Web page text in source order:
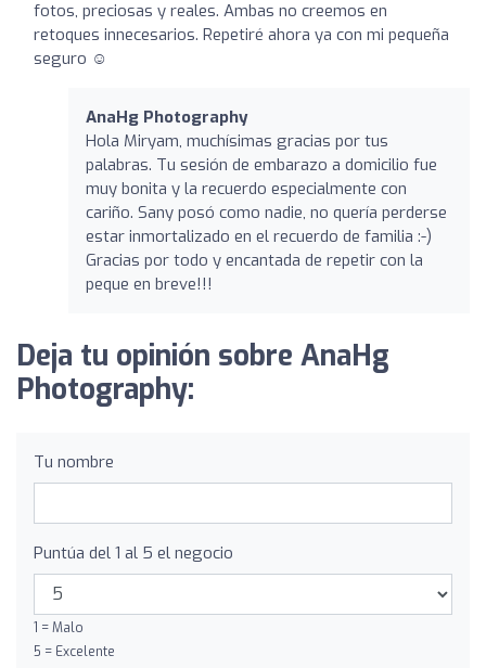
fotos, preciosas y reales. Ambas no creemos en
retoques innecesarios. Repetiré ahora ya con mi pequeña
seguro ☺️
AnaHg Photography
Hola Miryam, muchísimas gracias por tus
palabras. Tu sesión de embarazo a domicilio fue
muy bonita y la recuerdo especialmente con
cariño. Sany posó como nadie, no quería perderse
estar inmortalizado en el recuerdo de familia :-)
Gracias por todo y encantada de repetir con la
peque en breve!!!
Deja tu opinión sobre AnaHg
Photography:
Tu nombre
Puntúa del 1 al 5 el negocio
1 = Malo
5 = Excelente